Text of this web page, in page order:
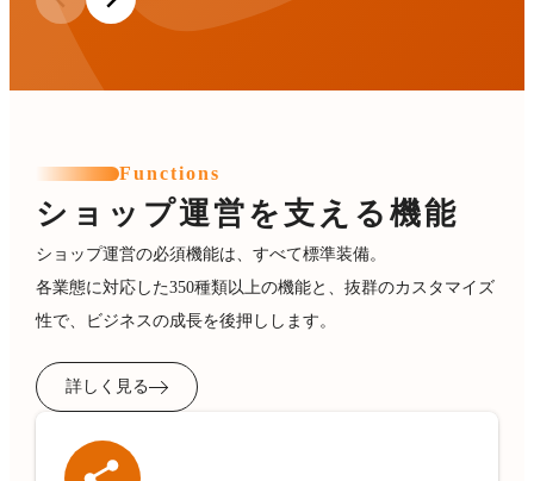
Functions
ショップ運営を支える機能
ショップ運営の必須機能は、すべて標準装備。
各業態に対応した350種類以上の機能と、抜群のカスタマイズ
性で、ビジネスの成長を後押しします。
詳しく見る